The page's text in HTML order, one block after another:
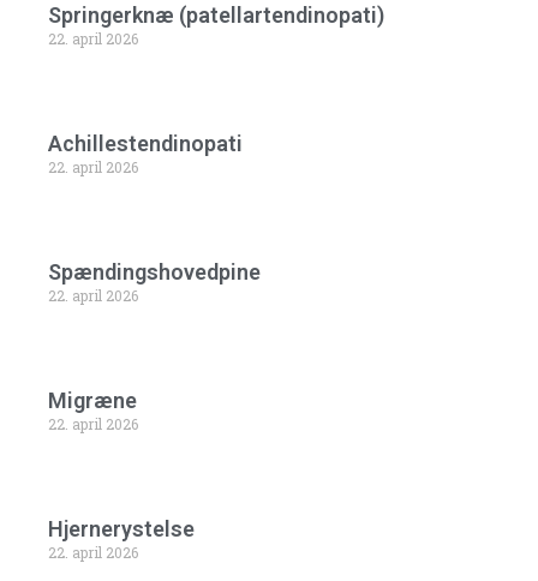
Springerknæ (patellartendinopati)
22. april 2026
Achillestendinopati
22. april 2026
Spændingshovedpine
22. april 2026
Migræne
22. april 2026
Hjernerystelse
22. april 2026